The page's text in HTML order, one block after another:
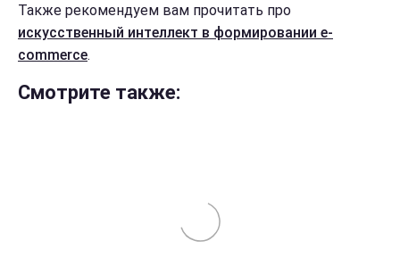
Также рекомендуем вам прочитать про
искусственный интеллект в формировании e-
commerce.
Смотрите также: